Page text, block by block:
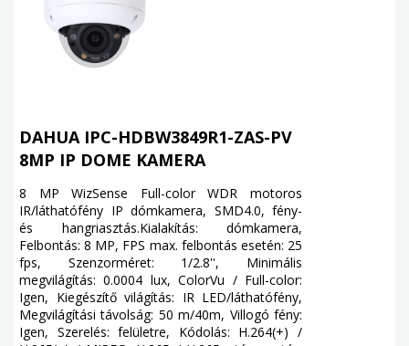
DAHUA IPC-HDBW3849R1-ZAS-PV
8MP IP DOME KAMERA
8 MP WizSense Full-color WDR motoros
IR/láthatófény IP dómkamera, SMD4.0, fény-
és hangriasztás.Kialakítás: dómkamera,
Felbontás: 8 MP, FPS max. felbontás esetén: 25
fps, Szenzorméret: 1/2.8'', Minimális
megvilágítás: 0.0004 lux, ColorVu / Full-color:
Igen, Kiegészítő világítás: IR LED/láthatófény,
Megvilágítási távolság: 50 m/40m, Villogó fény:
Igen, Szerelés: felületre, Kódolás: H.264(+) /